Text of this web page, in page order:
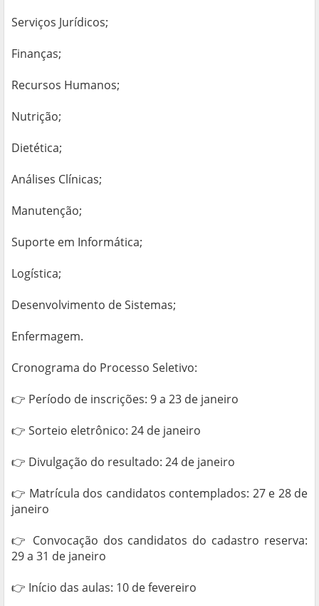
Serviços Jurídicos;
Finanças;
Recursos Humanos;
Nutrição;
Dietética;
Análises Clínicas;
Manutenção;
Suporte em Informática;
Logística;
Desenvolvimento de Sistemas;
Enfermagem.
Cronograma do Processo Seletivo:
👉 Período de inscrições: 9 a 23 de janeiro
👉 Sorteio eletrônico: 24 de janeiro
👉 Divulgação do resultado: 24 de janeiro
👉 Matrícula dos candidatos contemplados: 27 e 28 de
janeiro
👉 Convocação dos candidatos do cadastro reserva:
29 a 31 de janeiro
👉 Início das aulas: 10 de fevereiro